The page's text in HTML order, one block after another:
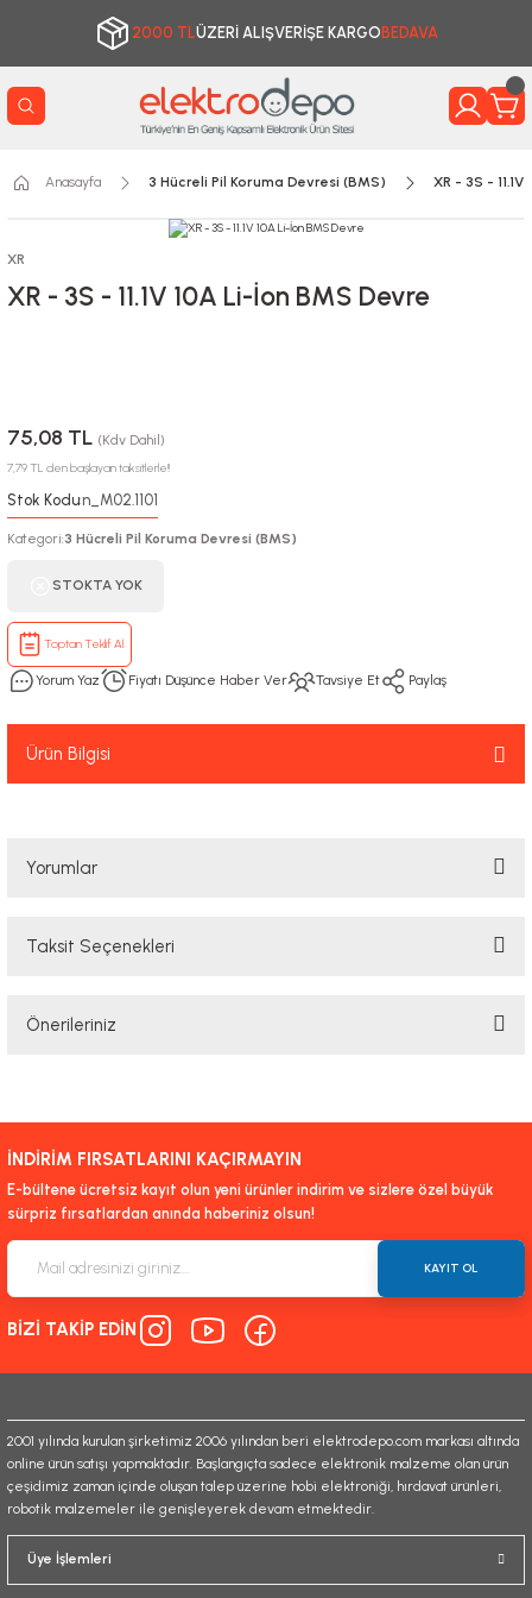
2000 TLÜZERİ ALIŞVERİŞE KARGO BEDAVA
Anasayfa 3 Hücreli Pil Koruma Devresi (BMS) XR - 3S -
XR
XR - 3S - 11.1V 10A Li-İon BMS Devre
75,08 TL (Kdv Dahil)
7,79 TL den başlayan taksitlerle!!
Stok Kodu:n_M02.1101
Kategori:3 Hücreli Pil Koruma Devresi (BMS)
STOKTA YOK
Toptan Teklif Al
Yorum Yaz Fiyatı Düşünce Haber Ver Tavsiye Et Paylaş
Ürün Bilgisi
Yorumlar
Taksit Seçenekleri
Önerileriniz
yetersiz gördüğünüz noktaları öneri formunu kullanarak tarafımıza
iletebilirsiniz.
Görüş ve önerileriniz için teşekkür ederiz.
Ürün açıklamasında eksik bilgiler bulunuyor.
Ürün bilgilerinde hatalar bulunuyor.
Ürün fiyatı diğer sitelerden daha pahalı.
Gönder
İNDİRİM FIRSATLARINI KAÇIRMAYIN
E-bültene ücretsiz kayıt olun yeni ürünler indirim ve sizlere özel büyük
sürpriz fırsatlardan anında haberiniz olsun!
KAYIT OL
BİZİ TAKİP EDİN
2001 yılında kurulan şirketimiz 2006 yılından beri elektrodepo.com markası altında
online ürün satışı yapmaktadır. Başlangıçta sadece elektronik malzeme olan ürün
çeşidimiz zaman içinde oluşan talep üzerine hobi elektroniği, hırdavat ürünleri,
robotik malzemeler ile genişleyerek devam etmektedir.
Üye İşlemleri